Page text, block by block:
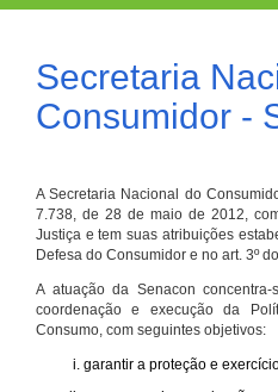
Secretaria
Consumidor -
A Secretaria Nacional do
7.738, de 28 de maio de 2012,
Justiça e tem suas atribuições
Defesa do Consumidor e no art. 3º
A atuação da Senacon
coordenação e execução da
Consumo, com seguintes objetivos:
garantir a proteção e